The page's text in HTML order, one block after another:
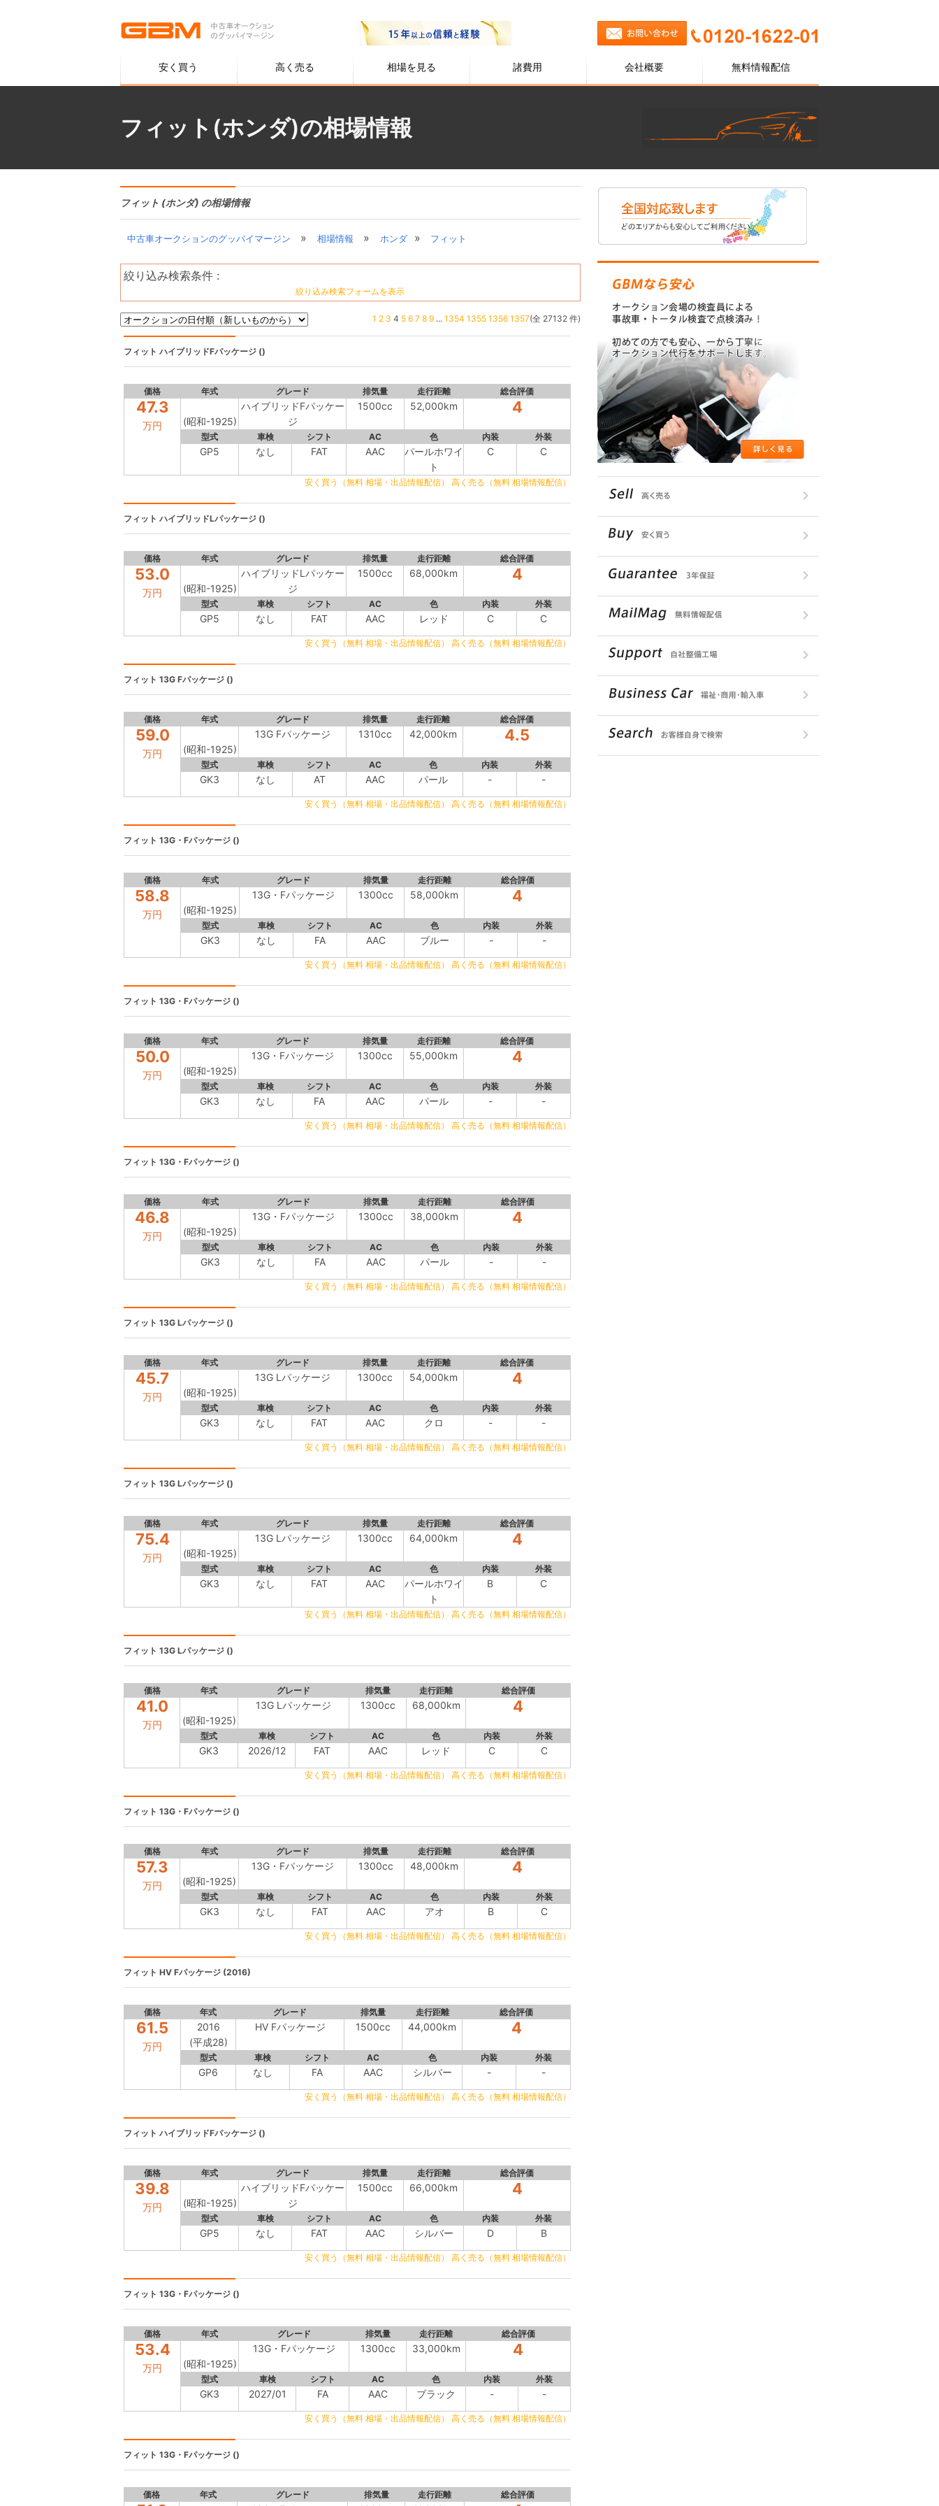
安く買う 高く売る 相場を見る 諸費用 会社概要 無料情報配信
フィット(ホンダ)の相場情報
フィット (ホンダ) の相場情報
中古車オークションのグッバイマージン » 相場情報 » ホンダ » フィット
絞り込み検索条件 :
絞り込み検索フォームを表示
1 2 3 4 5 6 7 8 9... 1354 1355 1356 1357(全 27132 件)
フィット ハイブリッドFパッケージ ()
価格 年式 グレード 排気量 走行距離 総合評価
47.3
万円 (昭和-1925)
ハイブリッドFパッケー
ジ
1500cc 52,000km 4
型式 車検 シフト AC 色 内装 外装
GP5 なし FAT AAC
パールホワイ
ト
C C
安く買う（無料 相場・出品情報配信） 高く売る（無料 相場情報配信）
フィット ハイブリッドLパッケージ ()
価格 年式 グレード 排気量 走行距離 総合評価
53.0
万円 (昭和-1925)
ハイブリッドLパッケー
ジ
1500cc 68,000km 4
型式 車検 シフト AC 色 内装 外装
GP5 なし FAT AAC レッド C C
安く買う（無料 相場・出品情報配信） 高く売る（無料 相場情報配信）
フィット 13G Fパッケージ ()
価格 年式 グレード 排気量 走行距離 総合評価
59.0
万円 (昭和-1925)
13G Fパッケージ 1310cc 42,000km 4.5
型式 車検 シフト AC 色 内装 外装
GK3 なし AT AAC パール - -
安く買う（無料 相場・出品情報配信） 高く売る（無料 相場情報配信）
フィット 13G・Fパッケージ ()
価格 年式 グレード 排気量 走行距離 総合評価
58.8
万円 (昭和-1925)
13G・Fパッケージ 1300cc 58,000km 4
型式 車検 シフト AC 色 内装 外装
GK3 なし FA AAC ブルー - -
安く買う（無料 相場・出品情報配信） 高く売る（無料 相場情報配信）
フィット 13G・Fパッケージ ()
価格 年式 グレード 排気量 走行距離 総合評価
50.0
万円 (昭和-1925)
13G・Fパッケージ 1300cc 55,000km 4
型式 車検 シフト AC 色 内装 外装
GK3 なし FA AAC パール - -
安く買う（無料 相場・出品情報配信） 高く売る（無料 相場情報配信）
フィット 13G・Fパッケージ ()
価格 年式 グレード 排気量 走行距離 総合評価
46.8
万円 (昭和-1925)
13G・Fパッケージ 1300cc 38,000km 4
型式 車検 シフト AC 色 内装 外装
GK3 なし FA AAC パール - -
安く買う（無料 相場・出品情報配信） 高く売る（無料 相場情報配信）
フィット 13G Lパッケージ ()
価格 年式 グレード 排気量 走行距離 総合評価
45.7
万円 (昭和-1925)
13G Lパッケージ 1300cc 54,000km 4
型式 車検 シフト AC 色 内装 外装
GK3 なし FAT AAC クロ - -
安く買う（無料 相場・出品情報配信） 高く売る（無料 相場情報配信）
フィット 13G Lパッケージ ()
価格 年式 グレード 排気量 走行距離 総合評価
75.4
万円 (昭和-1925)
13G Lパッケージ 1300cc 64,000km 4
型式 車検 シフト AC 色 内装 外装
GK3 なし FAT AAC
パールホワイ
ト
B C
安く買う（無料 相場・出品情報配信） 高く売る（無料 相場情報配信）
フィット 13G Lパッケージ ()
価格 年式 グレード 排気量 走行距離 総合評価
41.0
万円 (昭和-1925)
13G Lパッケージ 1300cc 68,000km 4
型式 車検 シフト AC 色 内装 外装
GK3 2026/12 FAT AAC レッド C C
安く買う（無料 相場・出品情報配信） 高く売る（無料 相場情報配信）
フィット 13G・Fパッケージ ()
価格 年式 グレード 排気量 走行距離 総合評価
57.3
万円 (昭和-1925)
13G・Fパッケージ 1300cc 48,000km 4
型式 車検 シフト AC 色 内装 外装
GK3 なし FAT AAC アオ B C
安く買う（無料 相場・出品情報配信） 高く売る（無料 相場情報配信）
フィット HV Fパッケージ (2016)
価格 年式 グレード 排気量 走行距離 総合評価
61.5
万円
2016
(平成28)
HV Fパッケージ 1500cc 44,000km 4
型式 車検 シフト AC 色 内装 外装
GP6 なし FA AAC シルバー - -
安く買う（無料 相場・出品情報配信） 高く売る（無料 相場情報配信）
フィット ハイブリッドFパッケージ ()
価格 年式 グレード 排気量 走行距離 総合評価
39.8
万円 (昭和-1925)
ハイブリッドFパッケー
ジ
1500cc 66,000km 4
型式 車検 シフト AC 色 内装 外装
GP5 なし FAT AAC シルバー D B
安く買う（無料 相場・出品情報配信） 高く売る（無料 相場情報配信）
フィット 13G・Fパッケージ ()
価格 年式 グレード 排気量 走行距離 総合評価
53.4
万円 (昭和-1925)
13G・Fパッケージ 1300cc 33,000km 4
型式 車検 シフト AC 色 内装 外装
GK3 2027/01 FA AAC ブラック - -
安く買う（無料 相場・出品情報配信） 高く売る（無料 相場情報配信）
フィット 13G・Fパッケージ ()
価格 年式 グレード 排気量 走行距離 総合評価